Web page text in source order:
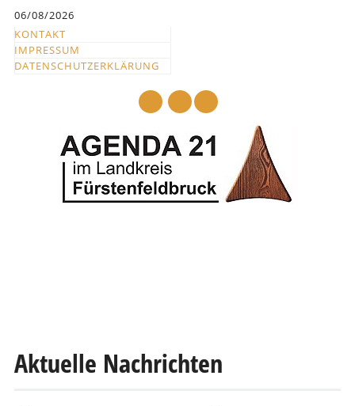
springen
06/08/2026
KONTAKT
IMPRESSUM
DATENSCHUTZERKLÄRUNG
Aktuelle Nachrichten